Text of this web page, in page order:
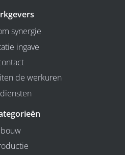
synergie
ingave
de werkuren
bouw